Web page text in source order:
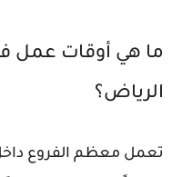
ما هي أوقات عمل
الرياض؟